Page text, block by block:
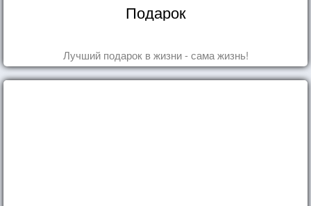
Подарок
Лучший подарок в жизни - сама жизнь!